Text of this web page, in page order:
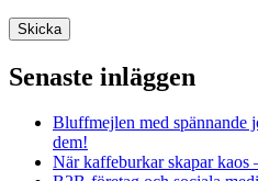
Senaste inläggen
Bluffmejlen med spännande
dem!
När kaffeburkar skapar kaos